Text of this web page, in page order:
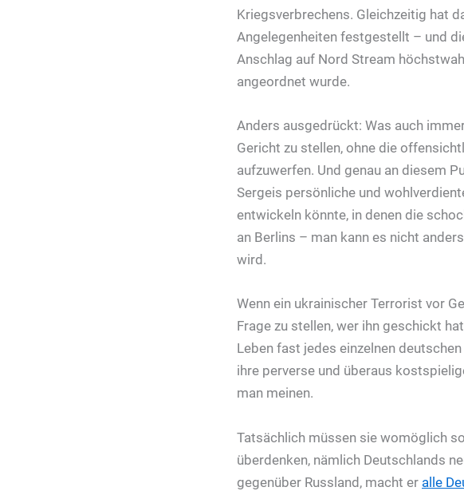
Kriegsverbrechens. Gleichzeitig hat
Angelegenheiten festgestellt – und
Anschlag auf Nord Stream
angeordnet wurde.
Anders ausgedrückt: Was auch
Gericht zu stellen, ohne die
aufzuwerfen. Und genau an diesem
Sergeis persönliche und
entwickeln könnte, in denen die
an Berlins – man kann es nicht
wird.
Wenn ein ukrainischer Terrorist vor
Frage zu stellen, wer ihn geschickt
Leben fast jedes einzelnen
ihre perverse und überaus
man meinen.
Tatsächlich müssen sie womöglich
überdenken, nämlich Deutschlands
gegenüber Russland, macht er alle